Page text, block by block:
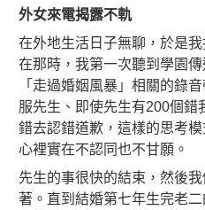
外女來電揭露不軌
在外地生活日子無聊，於是
在那時，我第一次聽到學園
「走過婚姻風暴」相關的錄
服先生、即使先生有200個錯
錯去認錯道歉，這樣的思考
心裡實在不認同也不甘願。
先生的事很快的結束，然後
著。直到結婚第七年生完老